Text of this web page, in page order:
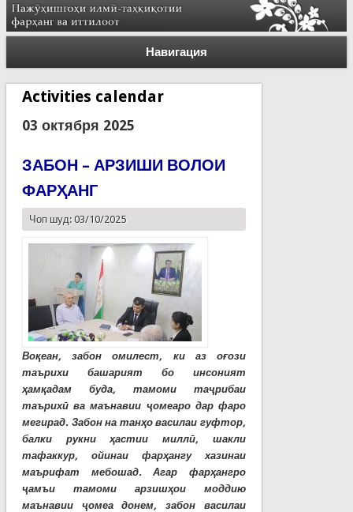
Навигация
Activities calendar
03 октября 2025
ЗАБОН – АРЗИШИ ВОЛОИ
ФАРҲАНГ
Чоп шуд: 03/10/2025
Воқеан, забон омилест, ки аз оғози
таърихи башарият бо инсоният
ҳамқадам буда, тамоми таҷрибаи
таърихӣ ва маънавии ҷомеаро дар фаро
мегирад. Забон на танҳо василаи гуфтор,
балки рукни ҳастии миллӣ, шакли
тафаккур, ойинаи фарҳангу хазинаи
маърифат мебошад. Агар фарҳангро
ҷамъи тамоми арзишҳои моддию
маънавии ҷомеа донем, забон василаи